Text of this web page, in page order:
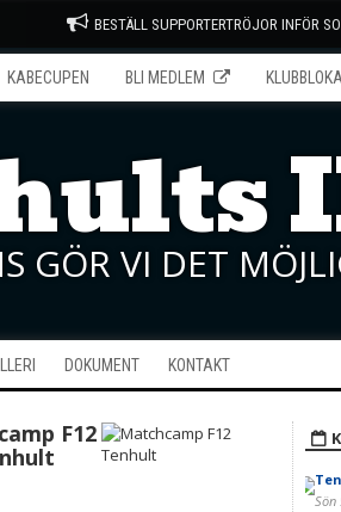
BESTÄLL SUPPORTERTRÖJOR INFÖR
KABECUPEN BLI MEDLEM KLUBBLOKAL
GÖR VI DET
DOKUMENT KONTAKT
F12
Sön